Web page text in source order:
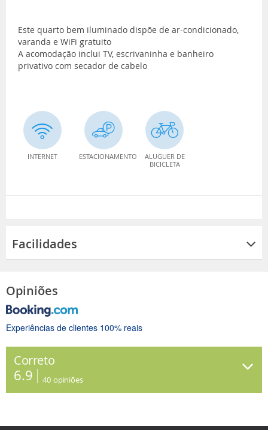
Este quarto bem iluminado dispõe de ar-condicionado,
varanda e WiFi gratuito
A acomodação inclui TV, escrivaninha e banheiro
privativo com secador de cabelo
INTERNET ESTACIONAMENTO
ALUGUER DE
BICICLETA
Facilidades
Opiniões
Experiências de clientes 100% reais
Correto
6.9 40 opiniões